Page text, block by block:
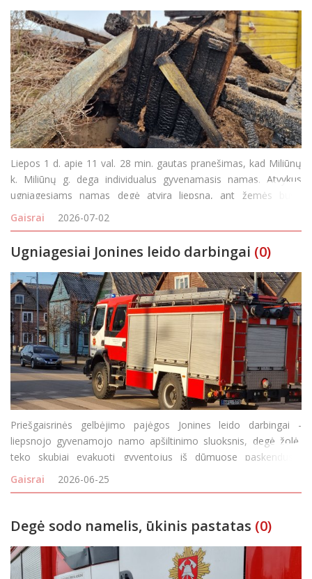
Liepos 1 d. apie 11 val. 28 min. gautas pranešimas, kad Miliūnų
k. Miliūnų g. dega individualus gyvenamasis namas. Atvykus
ugniagesiams namas degė atvira liepsna, ant žemės buvo
nukritę elektros laidai. Netoliese degusio namo ugniagesiai
pastebėjo vyrą, kuris apdegė rankas, tikino, kad name b
Gaisrai 2026-07-02
Ugniagesiai Jonines leido darbingai (0)
Priešgaisrinės gelbėjimo pajėgos Jonines leido darbingai -
liepsnojo gyvenamojo namo apšiltinimo sluoksnis, degė žolė,
teko skubiai evakuoti gyventojus iš dūmuose paskendusio
daugiabučio rūsio. Gaisrų virtinė prasidėjo birželio 23-osios
popietę. 15 val. 38 min. gautas pra
Gaisrai 2026-06-25
Degė sodo namelis, ūkinis pastatas (0)